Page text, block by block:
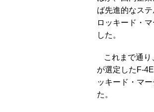
ば先進的なス
ロッキード・
した。
これまで通
が選定したF-
ッキード・マ
た。